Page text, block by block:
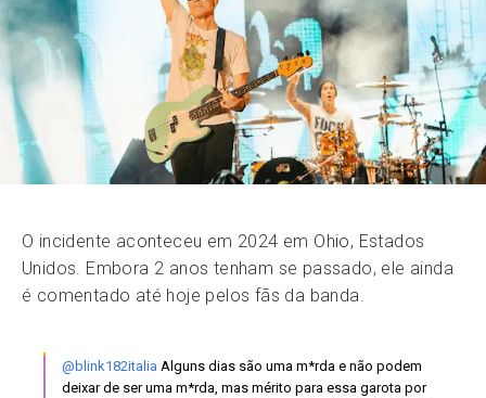
O incidente aconteceu em 2024 em Ohio, Estados
Unidos. Embora 2 anos tenham se passado, ele ainda
é comentado até hoje pelos fãs da banda.
@blink182italia Alguns dias são uma m*rda e não podem
deixar de ser uma m*rda, mas mérito para essa garota por